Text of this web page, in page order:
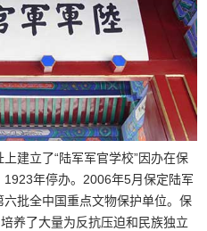
建立了“陆军军官学校”因办在保
年停办。2006年5月保定陆军
批全中国重点文物保护单位。保
养了大量为反抗压迫和民族独立